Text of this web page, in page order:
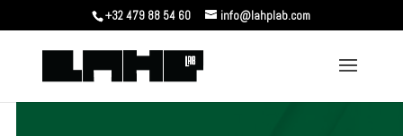
+32 479 88 54 60 info@lahplab.com